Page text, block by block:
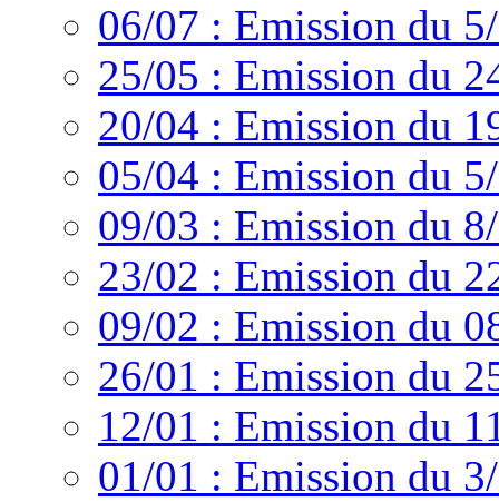
06/07 : Emission du
25/05 : Emission du
20/04 : Emission du
05/04 : Emission du
09/03 : Emission du
23/02 : Emission du
09/02 : Emission du
26/01 : Emission du
12/01 : Emission du
01/01 : Emission du